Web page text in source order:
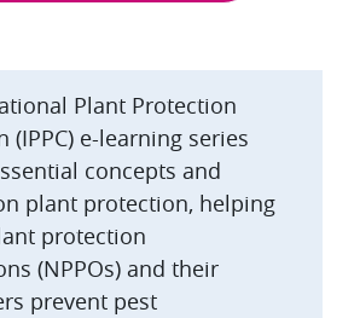
Plant Protection
(IPPC) e-learning series
concepts and
plant protection, helping
protection
(NPPOs) and their
prevent pest